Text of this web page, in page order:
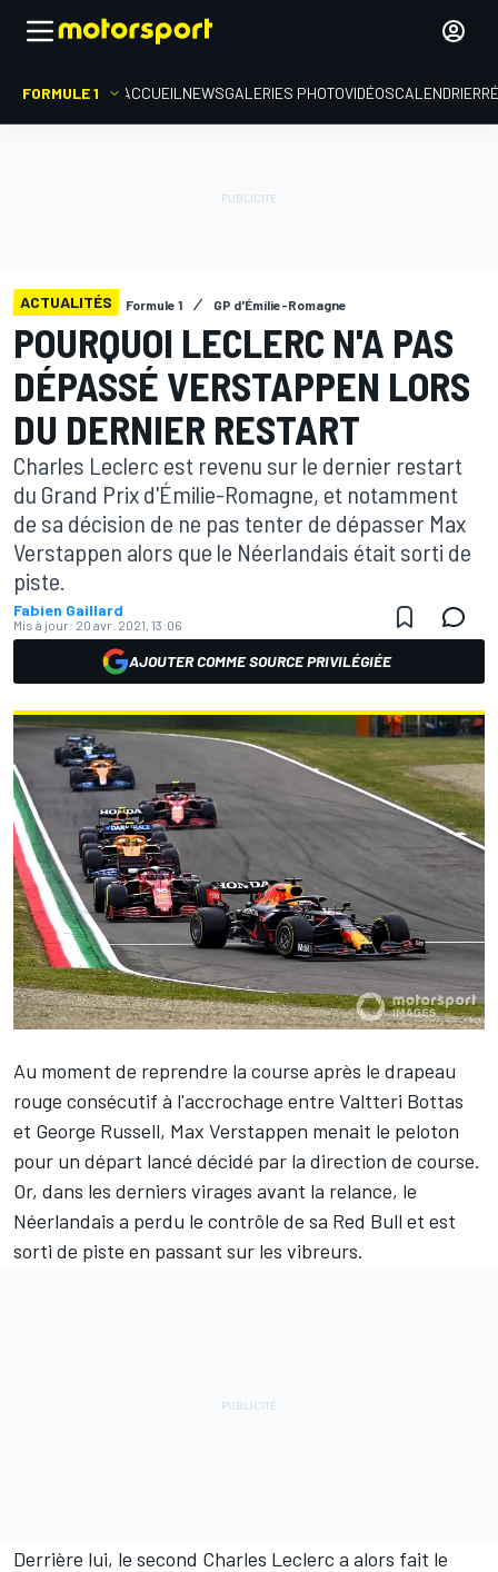
FORMULE 1 ACCUEIL NEWSGALERIES PHOTOVIDÉOSCALENDRIER
ACTUALITÉS Formule 1 GP d'Émilie-Romagne
POURQUOI LECLERC N'A PAS
DÉPASSÉ VERSTAPPEN LORS
DU DERNIER RESTART
Charles Leclerc est revenu sur le dernier restart
du Grand Prix d'Émilie-Romagne, et notamment
de sa décision de ne pas tenter de dépasser Max
Verstappen alors que le Néerlandais était sorti de
piste.
Fabien Gaillard
Mis à jour: 20 avr. 2021, 13:06
AJOUTER COMME SOURCE PRIVILÉGIÉE
Au moment de reprendre la course après le drapeau
rouge consécutif à l'accrochage entre Valtteri Bottas
et George Russell, Max Verstappen menait le peloton
pour un départ lancé décidé par la direction de course.
Or, dans les derniers virages avant la relance, le
Néerlandais a perdu le contrôle de sa Red Bull et est
sorti de piste en passant sur les vibreurs.
Derrière lui, le second Charles Leclerc a alors fait le